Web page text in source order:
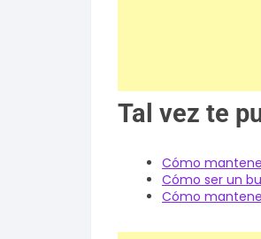
Tal vez te
Cómo
Cómo ser un
Cómo